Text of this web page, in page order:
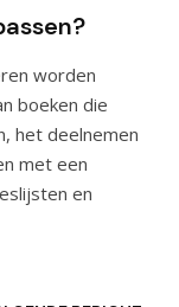
worden
boeken die
het deelnemen
met een
en